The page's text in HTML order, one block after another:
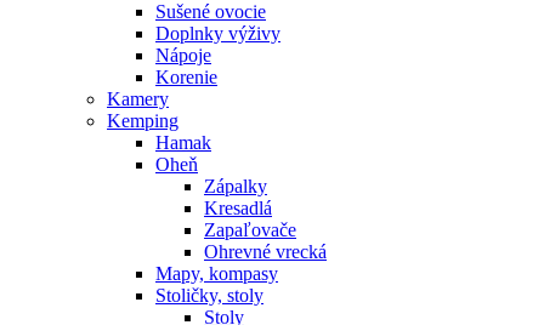
Sušené ovocie
Doplnky výživy
Nápoje
Korenie
Kamery
Kemping
Hamak
Oheň
Zápalky
Kresadlá
Zapaľovače
Ohrevné vrecká
Mapy, kompasy
Stoličky, stoly
Stoly